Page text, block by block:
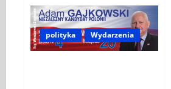
W
STRONĘ
ŚWIATŁA
w
przestrzeni
polityka Wydarzenia